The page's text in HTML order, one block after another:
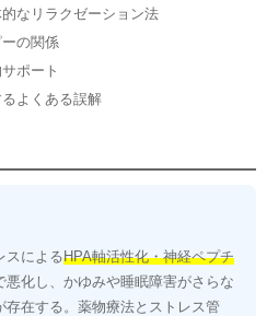
なリラクゼーション法
の関係
ポート
よくある誤解
スによるHPA軸活性化・神経ペプチ
悪化し、かゆみや睡眠障害がさらな
存在する。薬物療法とストレス管